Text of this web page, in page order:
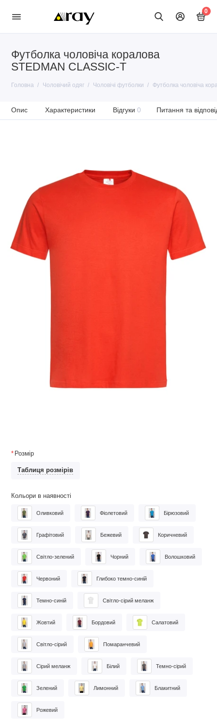
0
Футболка чоловіча коралова
STEDMАN CLASSIC-T
Головна Чоловічий одяг Чоловічі футболки Футболка чоловіча
Опис Характеристики Відгуки 0 Питання та
Розмір
Таблиця розмірів
Кольори в наявності
Оливковий Фіолетовий Бірюзовий
Графітовий Бежевий Коричневий
Світло-зелений Чорний Волошковий
Червоний Глибоко темно-синій
Темно-синій Світло-сірий меланж
Жовтий Бордовий Салатовий
Світло-сірий Помаранчевий
Сірий меланж Білий Темно-сірий
Зелений Лимонний Блакитний
Рожевий